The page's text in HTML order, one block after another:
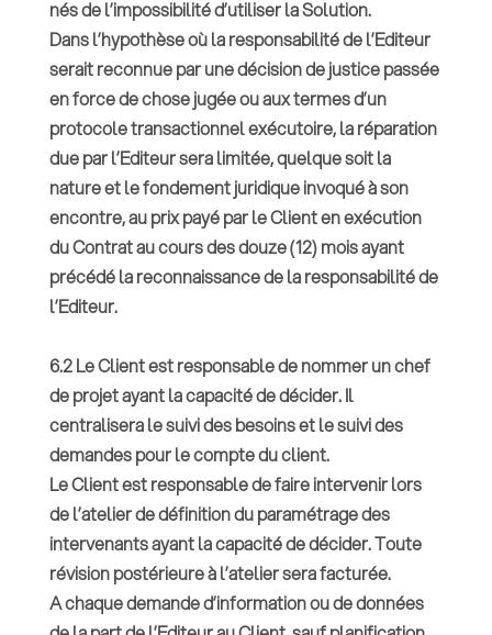
nés de l’impossibilité d’utiliser la Solution.
Dans l’hypothèse où la responsabilité de l’Editeur
serait reconnue par une décision de justice passée
en force de chose jugée ou aux termes d’un
protocole transactionnel exécutoire, la réparation
due par l’Editeur sera limitée, quelque soit la
nature et le fondement juridique invoqué à son
encontre, au prix payé par le Client en exécution
du Contrat au cours des douze (12) mois ayant
précédé la reconnaissance de la responsabilité de
l’Editeur.
6.2 Le Client est responsable de nommer un chef
de projet ayant la capacité de décider. Il
centralisera le suivi des besoins et le suivi des
demandes pour le compte du client.
Le Client est responsable de faire intervenir lors
de l’atelier de définition du paramétrage des
intervenants ayant la capacité de décider. Toute
révision postérieure à l’atelier sera facturée.
A chaque demande d’information ou de données